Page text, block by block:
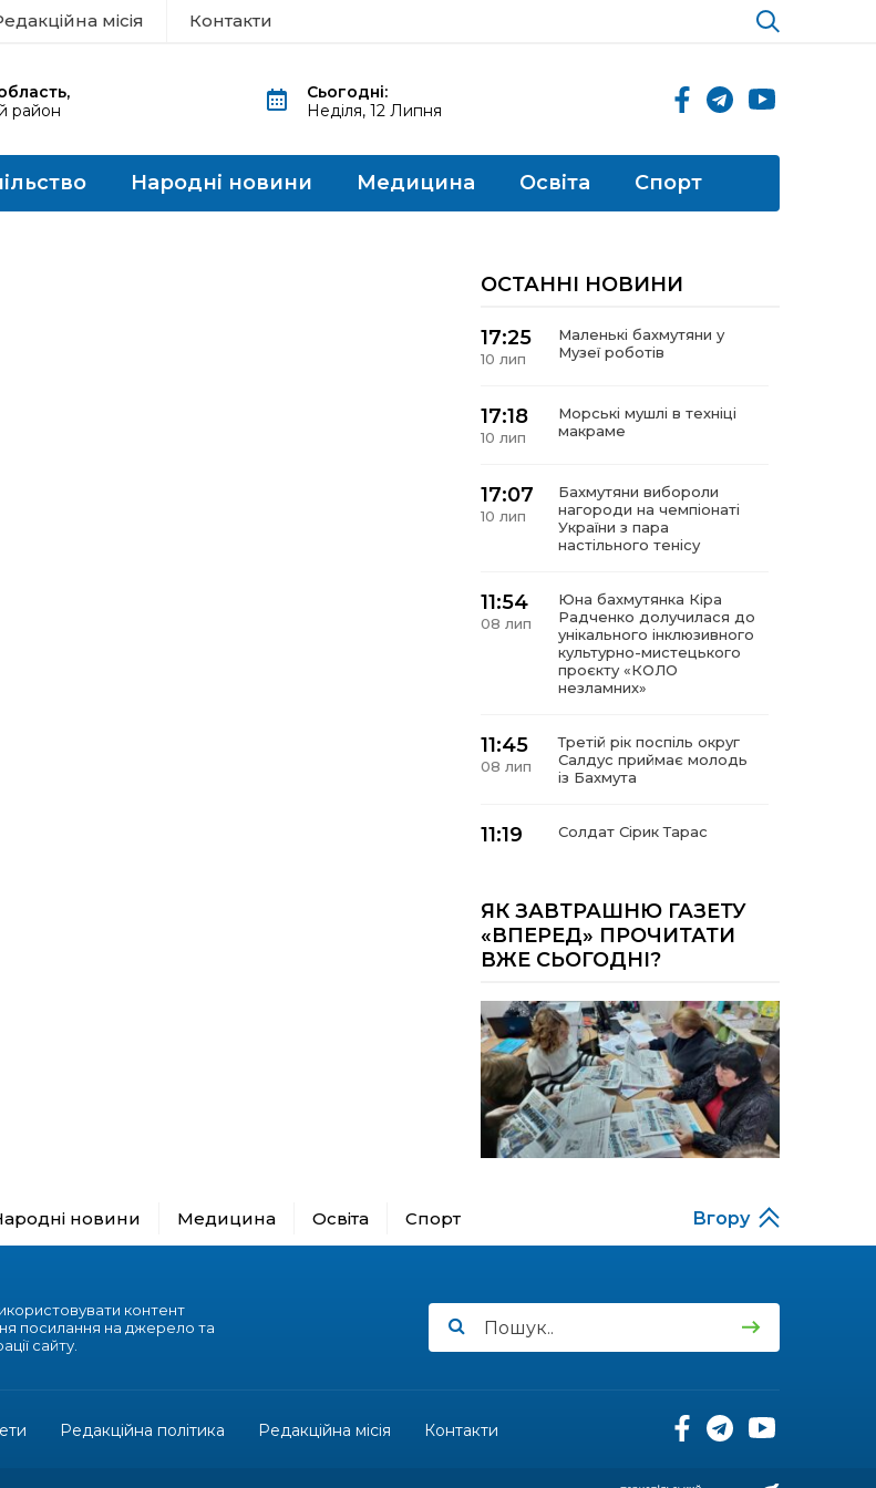
місія Контакти
район
Сьогодні:
Неділя, 12 Липня
Народні новини Медицина Освіта Спорт
ОСТАННІ НОВИНИ
17:25
10 лип
Маленькі бахмутяни у
Музеї роботів
17:18
10 лип
Морські мушлі в техніці
макраме
17:07
10 лип
Бахмутяни вибороли
нагороди на чемпіонаті
України з пара
настільного тенісу
11:54
08 лип
Юна бахмутянка Кіра
Радченко долучилася до
унікального інклюзивного
культурно-мистецького
проєкту «КОЛО
незламних»
11:45
08 лип
Третій рік поспіль округ
Салдус приймає молодь
із Бахмута
11:19
Солдат Сірик Тарас
14:07
06 лип
Де тчуться долі
13:52
06 лип
Бахмутяни у Полтаві
побували на концерті
«Натхненні літом»
13:46
06 лип
Частині ВПО можуть
призупинити виплати: що
варто зробити
переселенцям
03 лип
20:48
ЯК ЗАВТРАШНЮ ГАЗЕТУ
«ВПЕРЕД» ПРОЧИТАТИ
ВЖЕ СЬОГОДНІ?
новини Медицина Освіта Спорт Вгору
контент
посилання на джерело та
сайту.
Редакційна політика Редакційна місія Контакти